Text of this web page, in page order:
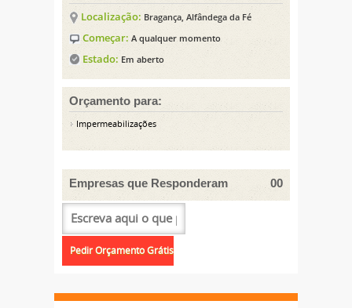
Localização: Bragança, Alfândega da Fé
Começar: A qualquer momento
Estado: Em aberto
Orçamento para:
Impermeabilizações
Empresas que Responderam 00